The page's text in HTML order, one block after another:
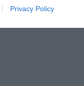
Privacy Policy